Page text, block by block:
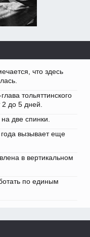
что здесь
тольяттинского
до 5 дней.
две спинки.
вызывает еще
в вертикальном
по единым